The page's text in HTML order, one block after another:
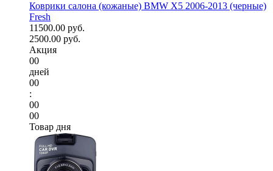
Коврики салона (кожаные) BMW X5 2006-2013 (черные)
Fresh
11500.00 руб.
2500.00 руб.
Акция
00
дней
00
:
00
00
Товар дня